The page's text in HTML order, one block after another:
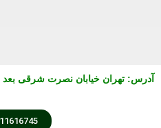
آدرس: تهران خیابان نصرت شرقی بعد از